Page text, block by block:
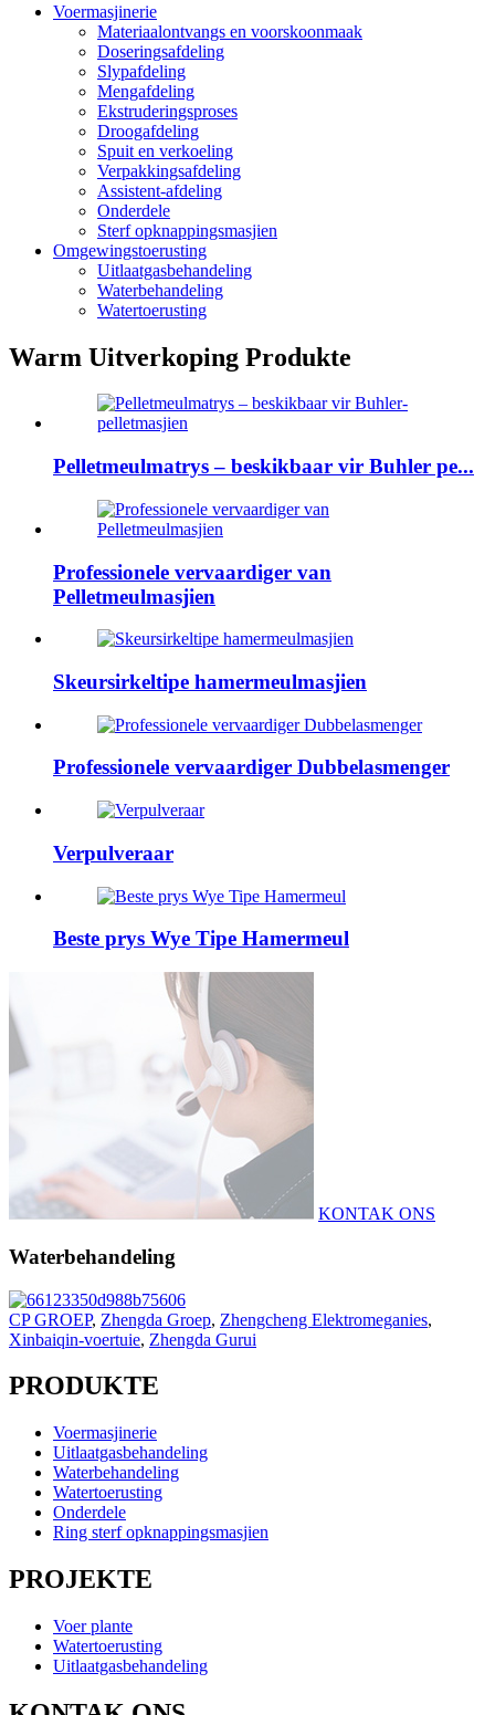
Voermasjinerie
Materiaalontvangs en voorskoonmaak
Doseringsafdeling
Slypafdeling
Mengafdeling
Ekstruderingsproses
Droogafdeling
Spuit en verkoeling
Verpakkingsafdeling
Assistent-afdeling
Onderdele
Sterf opknappingsmasjien
Omgewingstoerusting
Uitlaatgasbehandeling
Waterbehandeling
Watertoerusting
Warm Uitverkoping Produkte
Pelletmeulmatrys – beskikbaar vir Buhler pe...
Professionele vervaardiger van
Pelletmeulmasjien
Skeursirkeltipe hamermeulmasjien
Professionele vervaardiger Dubbelasmenger
Verpulveraar
Beste prys Wye Tipe Hamermeul
KONTAK ONS
Waterbehandeling
CP GROEP, Zhengda Groep, Zhengcheng Elektromeganies,
Xinbaiqin-voertuie, Zhengda Gurui
PRODUKTE
Voermasjinerie
Uitlaatgasbehandeling
Waterbehandeling
Watertoerusting
Onderdele
Ring sterf opknappingsmasjien
PROJEKTE
Voer plante
Watertoerusting
Uitlaatgasbehandeling